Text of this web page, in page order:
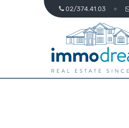
02/374.41.03